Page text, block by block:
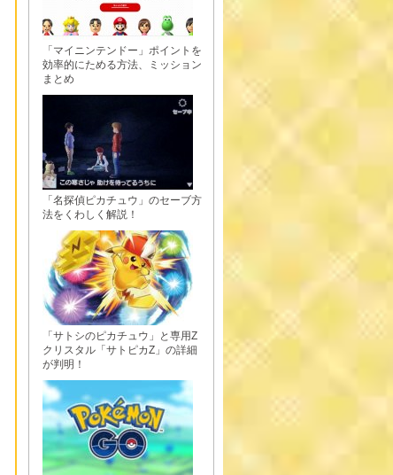
「マイニンテンドー」ポイントを
効率的にためる方法、ミッション
まとめ
「名探偵ピカチュウ」のセーブ方
法をくわしく解説！
「サトシのピカチュウ」と専用Z
クリスタル「サトピカZ」の詳細
が判明！